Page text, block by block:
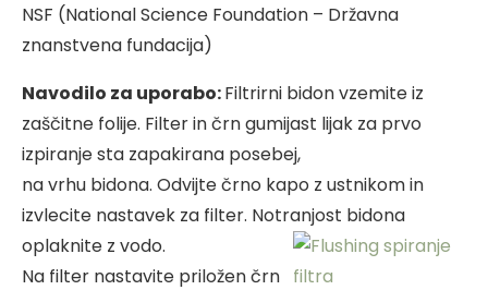
NSF (National Science Foundation – Državna
znanstvena fundacija)
Navodilo za uporabo:Filtrirni bidon vzemite iz
zaščitne folije. Filter in črn gumijast lijak za prvo
izpiranje sta zapakirana posebej,
na vrhu bidona. Odvijte črno kapo z ustnikom in
izvlecite nastavek za filter. Notranjost bidona
oplaknite z vodo.
Na filter nastavite priložen črn